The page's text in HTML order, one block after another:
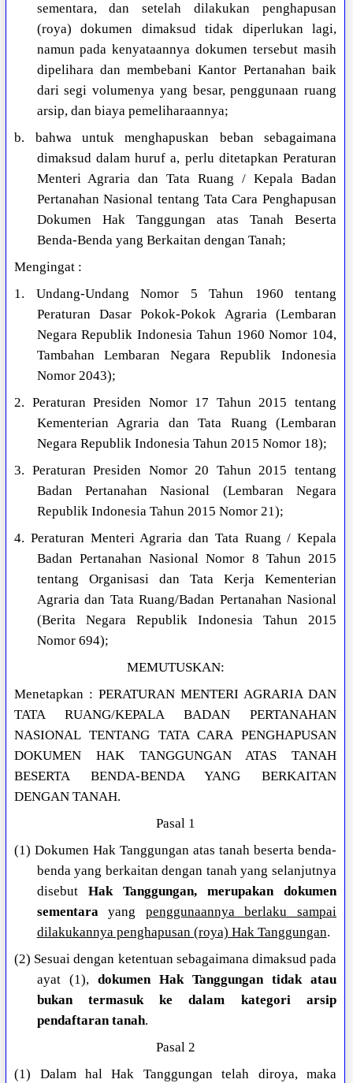
sementara, dan setelah dilakukan penghapusan
(roya) dokumen dimaksud tidak diperlukan lagi,
namun pada kenyataannya dokumen tersebut masih
dipelihara dan membebani Kantor Pertanahan baik
dari segi volumenya yang besar, penggunaan ruang
arsip, dan biaya pemeliharaannya;
b. bahwa untuk menghapuskan beban sebagaimana
dimaksud dalam huruf a, perlu ditetapkan Peraturan
Menteri Agraria dan Tata Ruang / Kepala Badan
Pertanahan Nasional tentang Tata Cara Penghapusan
Dokumen Hak Tanggungan atas Tanah Beserta
Benda-Benda yang Berkaitan dengan Tanah;
Mengingat :
1. Undang-Undang Nomor 5 Tahun 1960 tentang
Peraturan Dasar Pokok-Pokok Agraria (Lembaran
Negara Republik Indonesia Tahun 1960 Nomor 104,
Tambahan Lembaran Negara Republik Indonesia
Nomor 2043);
2. Peraturan Presiden Nomor 17 Tahun 2015 tentang
Kementerian Agraria dan Tata Ruang (Lembaran
Negara Republik Indonesia Tahun 2015 Nomor 18);
3. Peraturan Presiden Nomor 20 Tahun 2015 tentang
Badan Pertanahan Nasional (Lembaran Negara
Republik Indonesia Tahun 2015 Nomor 21);
4. Peraturan Menteri Agraria dan Tata Ruang / Kepala
Badan Pertanahan Nasional Nomor 8 Tahun 2015
tentang Organisasi dan Tata Kerja Kementerian
Agraria dan Tata Ruang/Badan Pertanahan Nasional
(Berita Negara Republik Indonesia Tahun 2015
Nomor 694);
MEMUTUSKAN:
Menetapkan : PERATURAN MENTERI AGRARIA DAN
TATA RUANG/KEPALA BADAN PERTANAHAN
NASIONAL TENTANG TATA CARA PENGHAPUSAN
DOKUMEN HAK TANGGUNGAN ATAS TANAH
BESERTA BENDA-BENDA YANG BERKAITAN
DENGAN TANAH.
Pasal 1
(1) Dokumen Hak Tanggungan atas tanah beserta benda-
benda yang berkaitan dengan tanah yang selanjutnya
disebut Hak Tanggungan, merupakan dokumen
sementarayang penggunaannya berlaku sampai
dilakukannya penghapusan (roya) Hak Tanggungan.
(2) Sesuai dengan ketentuan sebagaimana dimaksud pada
ayat (1), dokumen Hak Tanggungan tidak atau
bukan termasuk ke dalam kategori arsip
pendaftaran tanah.
Pasal 2
(1) Dalam hal Hak Tanggungan telah diroya, maka